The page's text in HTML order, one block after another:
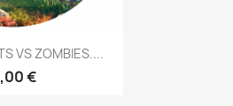
rápida
VS ZOMBIES....
€